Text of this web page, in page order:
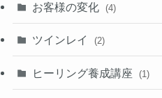
お客様の変化 (4)
ツインレイ (2)
ヒーリング養成講座 (1)